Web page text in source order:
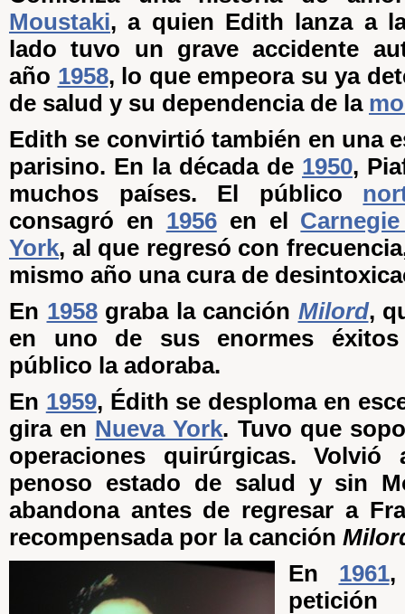
Moustaki, a quien Edith lanza a
lado tuvo un grave accidente
año 1958, lo que empeora su ya
de salud y su dependencia de la
Edith se convirtió también en una
parisino. En la década de 1950,
muchos países. El público
consagró en 1956en el
York, al que regresó con
mismo año una cura de
En 1958graba la canción Milord,
en uno de sus enormes éxitos
público la adoraba.
En 1959, Édith se desploma en
gira en Nueva York. Tuvo que
operaciones quirúrgicas.
penoso estado de salud y sin
abandona antes de regresar a
recompensada por la canción
En 1961,